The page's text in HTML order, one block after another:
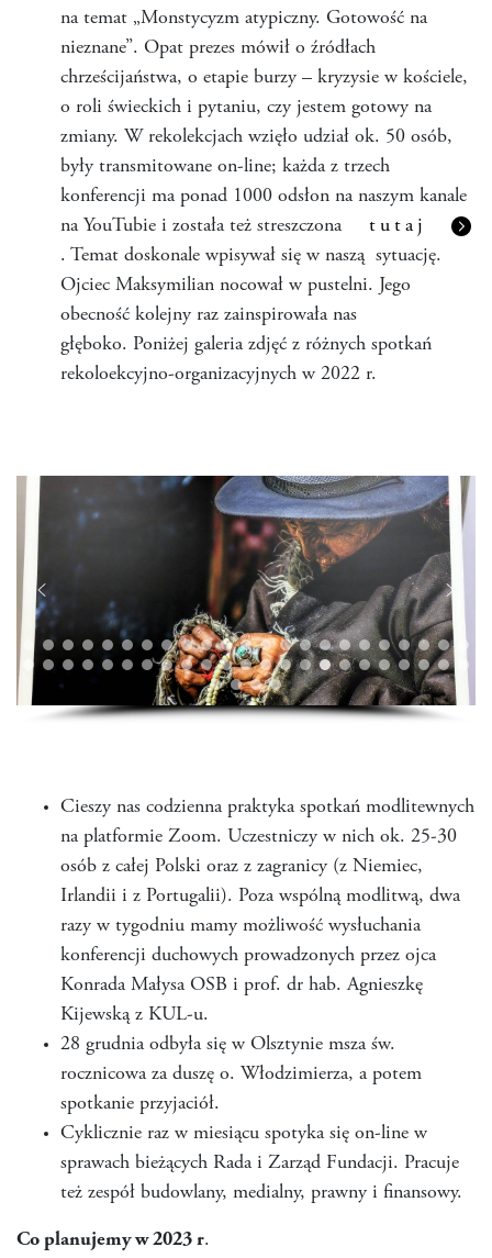
na temat „Monstycyzm atypiczny. Gotowość na
nieznane”. Opat prezes mówił o źródłach
chrześcijaństwa, o etapie burzy – kryzysie w kościele,
o roli świeckich i pytaniu, czy jestem gotowy na
zmiany. W rekolekcjach wzięło udział ok. 50 osób,
były transmitowane on-line; każda z trzech
konferencji ma ponad 1000 odsłon na naszym kanale
na YouTubie i została też streszczona
tutaj
. Temat doskonale wpisywał się w naszą sytuację.
Ojciec Maksymilian nocował w pustelni. Jego
obecność kolejny raz zainspirowała nas
głęboko. Poniżej galeria zdjęć z różnych spotkań
rekoloekcyjno-organizacyjnych w 2022 r.
Cieszy nas codzienna praktyka spotkań modlitewnych
na platformie Zoom. Uczestniczy w nich ok. 25-30
osób z całej Polski oraz z zagranicy (z Niemiec,
Irlandii i z Portugalii). Poza wspólną modlitwą, dwa
razy w tygodniu mamy możliwość wysłuchania
konferencji duchowych prowadzonych przez ojca
Konrada Małysa OSB i prof. dr hab. Agnieszkę
Kijewską z KUL-u.
28 grudnia odbyła się w Olsztynie msza św.
rocznicowa za duszę o. Włodzimierza, a potem
spotkanie przyjaciół.
Cyklicznie raz w miesiącu spotyka się on-line w
sprawach bieżących Rada i Zarząd Fundacji. Pracuje
też zespół budowlany, medialny, prawny i finansowy.
Co planujemy w 2023 r.